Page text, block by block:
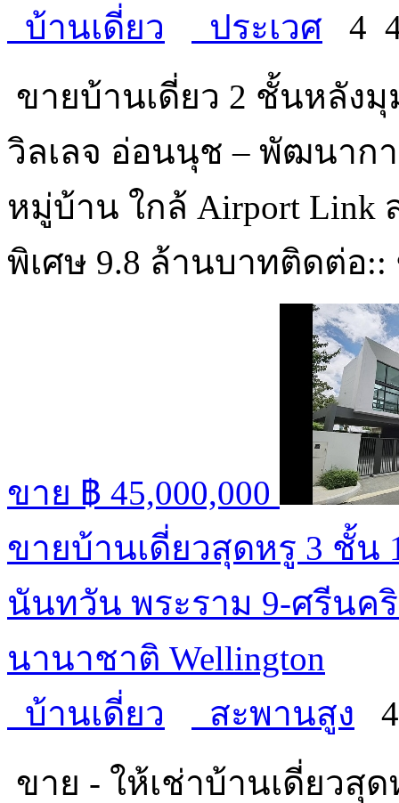
บ้านเดี่ยว ประเวศ 4
ขายบ้านเดี่ยว 2 ชั้นหลังมุ
วิลเลจ อ่อนนุช – พัฒนาก
หมู่บ้าน ใกล้ Airport
พิเศษ 9.8 ล้านบาทติดต่อ
ขาย ฿ 45,000,000
ขายบ้านเดี่ยวสุดหรู 3 ชั้น
นันทวัน พระราม 9-ศรีนค
นานาชาติ Wellington
บ้านเดี่ยว
สะพานสูง
ขาย - ให้เช่าบ้านเดี่ยวสุ